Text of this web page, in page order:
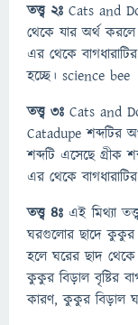
তত্ত্ব ২ঃ Cats and
থেকে যার অর্থ করলে
এর থেকে
হচ্ছে। science bee
তত্ত্ব ৩ঃ Cats and
Catadupe শব্দটির
শব্দটি এসেছে গ্রীক
এর থেকে
তত্ত্ব ৪ঃ এই মিথ্যা
ঘরগুলোর ছাদে কুকুর
হলে ঘরের ছাদ
কুকুর বিড়াল বৃষ্টির
কারণ, কুকুর বিড়াল